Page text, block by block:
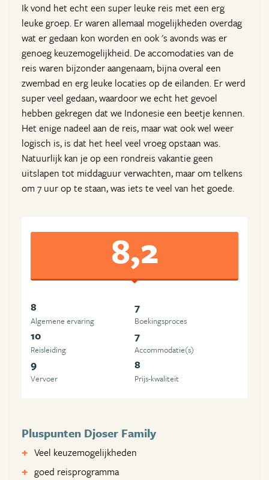
Ik vond het echt een super leuke reis met een erg
leuke groep. Er waren allemaal mogelijkheden overdag
wat er gedaan kon worden en ook 's avonds was er
genoeg keuzemogelijkheid. De accomodaties van de
reis waren bijzonder aangenaam, bijna overal een
zwembad en erg leuke locaties op de eilanden. Er werd
super veel gedaan, waardoor we echt het gevoel
hebben gekregen dat we Indonesie een beetje kennen.
Het enige nadeel aan de reis, maar wat ook wel weer
logisch is, is dat het heel veel vroeg opstaan was.
Natuurlijk kan je op een rondreis vakantie geen
uitslapen tot middaguur verwachten, maar om telkens
om 7 uur op te staan, was iets te veel van het goede.
8,2
8
Algemene ervaring
7
Boekingsproces
10
Reisleiding
7
Accommodatie(s)
9
Vervoer
8
Prijs-kwaliteit
Pluspunten Djoser Family
Veel keuzemogelijkheden
goed reisprogramma